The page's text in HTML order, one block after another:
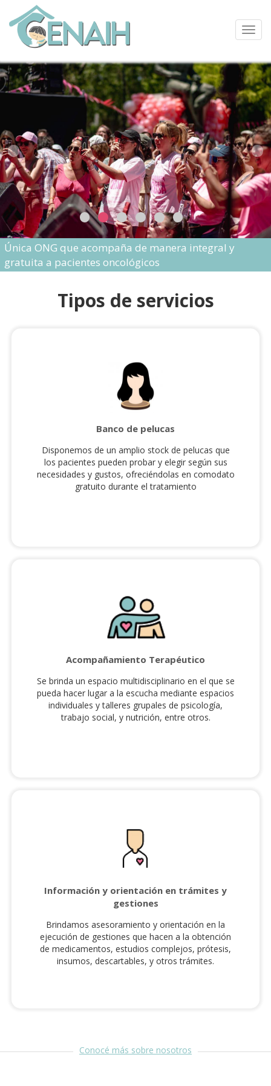
contenido
principal
Única ONG que acompaña de manera integral y
gratuita a pacientes oncológicos
Tipos de servicios
Banco de pelucas
Disponemos de un amplio stock de pelucas que
los pacientes pueden probar y elegir según sus
necesidades y gustos, ofreciéndolas en comodato
gratuito durante el tratamiento
Acompañamiento Terapéutico
Se brinda un espacio multidisciplinario en el que se
pueda hacer lugar a la escucha mediante espacios
individuales y talleres grupales de psicología,
trabajo social, y nutrición, entre otros.
Información y orientación en trámites y
gestiones
Brindamos asesoramiento y orientación en la
ejecución de gestiones que hacen a la obtención
de medicamentos, estudios complejos, prótesis,
insumos, descartables, y otros trámites.
Conocé más sobre nosotros